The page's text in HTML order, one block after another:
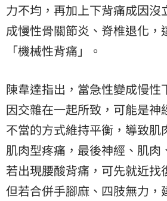
力不均，再加上下背痛成因沒
成慢性骨關節炎、脊椎退化，
「機械性背痛」。
陳韋達指出，當急性變成慢性
因交雜在一起所致，可能是神
不當的方式維持平衡，導致肌
肌肉型疼痛，最後神經、肌肉
若出現腰酸背痛，可先就近找
但若合併手腳麻、四肢無力，